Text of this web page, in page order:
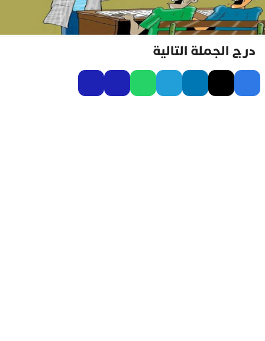
درج الجملة التالية